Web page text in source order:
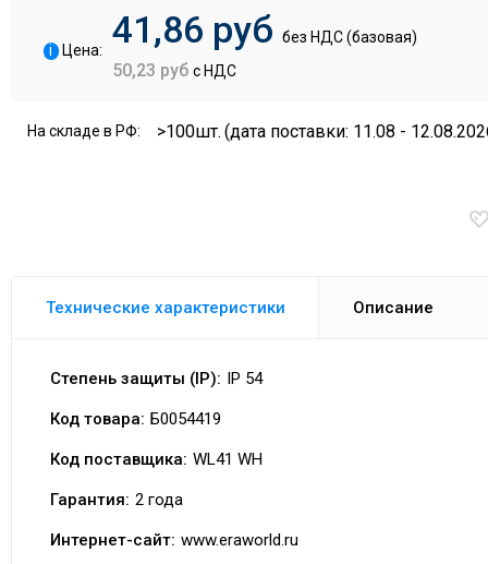
i Цена: 41,86 руб без НДС (базовая)
50,23 руб с НДС
На складе в РФ: >100шт. (дата поставки: 11.08 -
Технические характеристики Описание
Степень защиты (IP): IP 54
Код товара: Б0054419
Код поставщика: WL41 WH
Гарантия: 2 года
Интернет-сайт: www.eraworld.ru